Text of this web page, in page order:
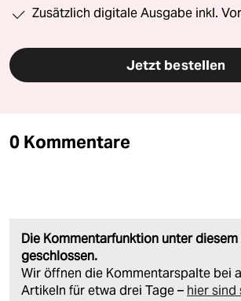
Zusätzlich digitale Ausgabe inkl.
Jetzt bestellen
0 Kommentare
Die Kommentarfunktion unter
geschlossen.
Wir öffnen die Kommentarspalte bei
Artikeln für etwa drei Tage – hier sind